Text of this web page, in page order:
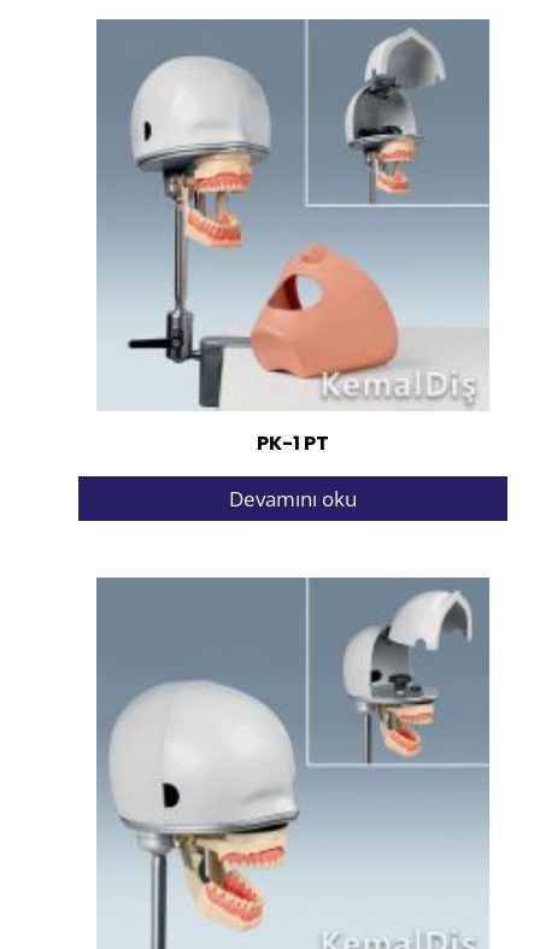
PK-1 PT
Devamını oku